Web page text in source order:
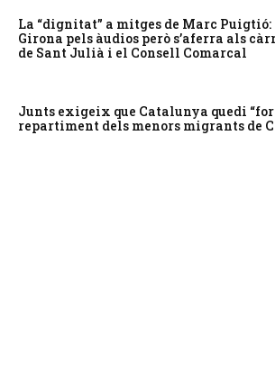
La “dignitat” a mitges de Marc
Girona pels àudios però s’aferra als
de Sant Julià i el Consell Comarcal
Junts exigeix que Catalunya quedi
repartiment dels menors migrants de